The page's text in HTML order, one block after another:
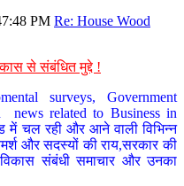
PM Re: House Wood
से संबंधित मुद्दे !
surveys, Government
news related to Business in
में चल रही और आने वाली विभिन्न
और सदस्यों की राय,सरकार की
संबंधी समाचार और उनका